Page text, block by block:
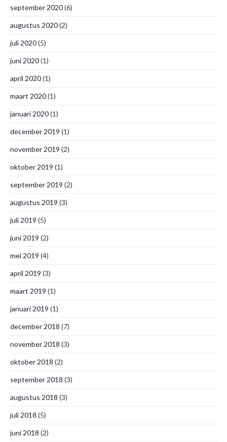
september 2020(6)
augustus 2020(2)
juli 2020(5)
juni 2020(1)
april 2020(1)
maart 2020(1)
januari 2020(1)
december 2019 (1)
november 2019 (2)
oktober 2019 (1)
september 2019 (2)
augustus 2019 (3)
juli 2019 (5)
juni 2019 (2)
mei 2019 (4)
april 2019 (3)
maart 2019 (1)
januari 2019 (1)
december 2018 (7)
november 2018 (3)
oktober 2018 (2)
september 2018 (3)
augustus 2018 (3)
juli 2018 (5)
juni 2018 (2)